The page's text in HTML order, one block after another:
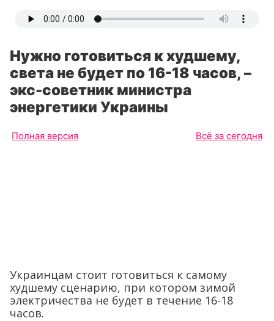
Нужно готовиться к худшему,
света не будет по 16-18 часов, –
экс-советник министра
энергетики Украины
Полная версия Всё за сегодня
Украинцам стоит готовиться к самому
худшему сценарию, при котором зимой
электричества не будет в течение 16-18
часов.